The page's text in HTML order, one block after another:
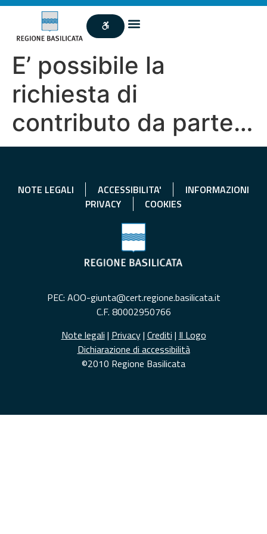
E’ possibile la
richiesta di
contributo da parte…
NOTE LEGALI ACCESSIBILITA'
INFORMAZIONI
PRIVACY
COOKIES
PEC: AOO-giunta@cert.regione.basilicata.it
C.F. 80002950766
Note legali | Privacy| Crediti | Il Logo
Dichiarazione di accessibilità
©2010 Regione Basilicata